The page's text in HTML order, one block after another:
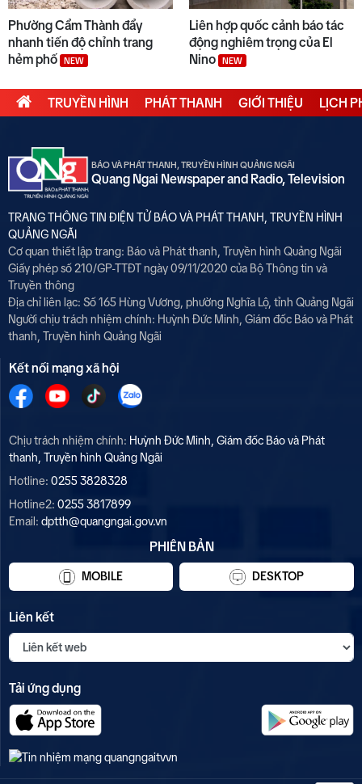
Phường Cẩm Thành đẩy
nhanh tiến độ chỉnh trang
hẻm phố
NEW
Liên hợp quốc cảnh báo tác
động nghiêm trọng của El
Nino
NEW
TRUYỀN HÌNH PHÁT THANH GIỚI THIỆU LỊCH
BÁO VÀ PHÁT THANH, TRUYỀN HÌNH QUẢNG NGÃI
Quang Ngai Newspaper and Radio, Television
TRANG THÔNG TIN ĐIỆN TỬ BÁO VÀ PHÁT THANH, TRUYỀN HÌNH
QUẢNG NGÃI
Cơ quan thiết lập trang: Báo và Phát thanh, Truyền hình Quảng Ngãi
Giấy phép số 210/GP-TTĐT ngày 09/11/2020 của Bộ Thông tin và
Truyền thông
Địa chỉ liên lạc: Số 165 Hùng Vương, phường Nghĩa Lộ, tỉnh Quảng Ngãi
Người chịu trách nhiệm chính: Huỳnh Đức Minh, Giám đốc Báo và Phát
thanh, Truyền hình Quảng Ngãi
Kết nối mạng xã hội
Chịu trách nhiệm chính: Huỳnh Đức Minh, Giám đốc Báo và Phát
thanh, Truyền hình Quảng Ngãi
Hotline: 0255 3828328
Hotline2: 0255 3817899
Email: dptth@quangngai.gov.vn
PHIÊN BẢN
MOBILE DESKTOP
Liên kết
Tải ứng dụng